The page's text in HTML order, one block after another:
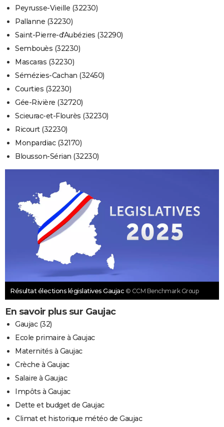
Peyrusse-Vieille (32230)
Pallanne (32230)
Saint-Pierre-d'Aubézies (32290)
Sembouès (32230)
Mascaras (32230)
Sémézies-Cachan (32450)
Courties (32230)
Gée-Rivière (32720)
Scieurac-et-Flourès (32230)
Ricourt (32230)
Monpardiac (32170)
Blousson-Sérian (32230)
Résultat élections législatives Gaujac © CCM Benchmark Group
En savoir plus sur Gaujac
Gaujac (32)
Ecole primaire à Gaujac
Maternités à Gaujac
Crèche à Gaujac
Salaire à Gaujac
Impôts à Gaujac
Dette et budget de Gaujac
Climat et historique météo de Gaujac